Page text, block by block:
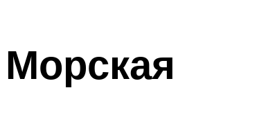
Морская